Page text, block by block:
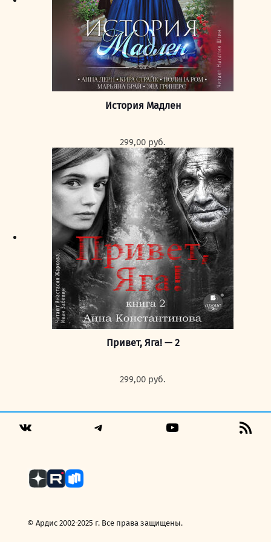
История Мадлен
299,00 руб.
Привет, Яга! — 2
299,00 руб.
© Ардис 2002-2025 г. Все права защищены.